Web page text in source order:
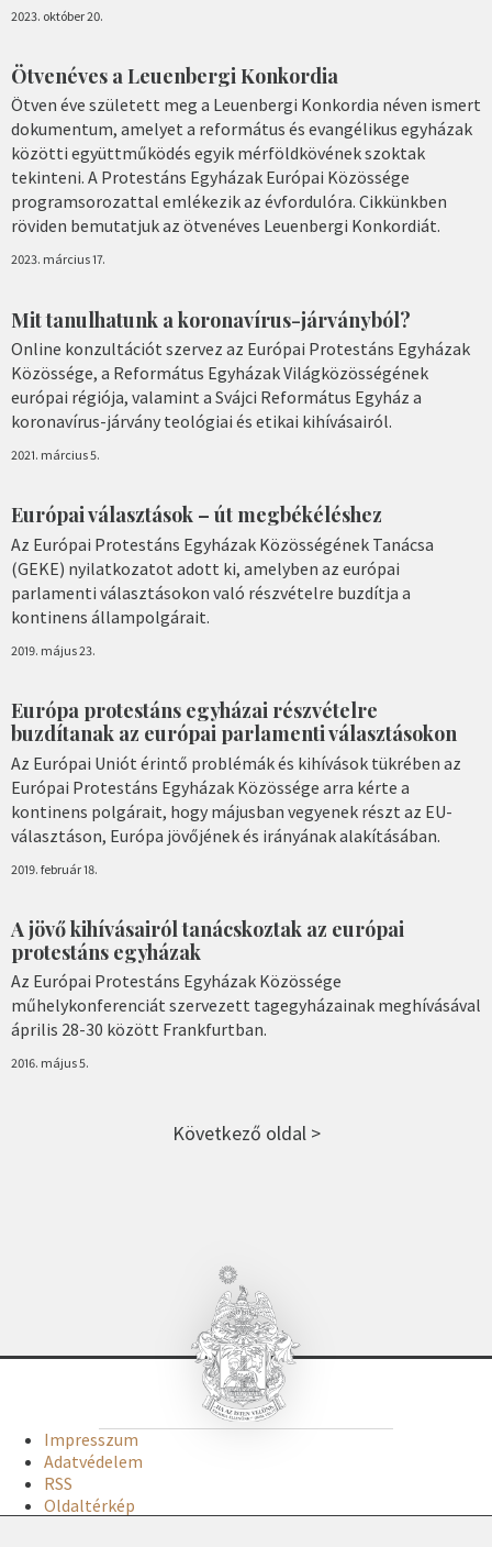
2023. október 20.
Ötvenéves a Leuenbergi Konkordia
Ötven éve született meg a Leuenbergi Konkordia néven ismert
dokumentum, amelyet a református és evangélikus egyházak
közötti együttműködés egyik mérföldkövének szoktak
tekinteni. A Protestáns Egyházak Európai Közössége
programsorozattal emlékezik az évfordulóra. Cikkünkben
röviden bemutatjuk az ötvenéves Leuenbergi Konkordiát.
2023. március 17.
Mit tanulhatunk a koronavírus-járványból?
Online konzultációt szervez az Európai Protestáns Egyházak
Közössége, a Református Egyházak Világközösségének
európai régiója, valamint a Svájci Református Egyház a
koronavírus-járvány teológiai és etikai kihívásairól.
2021. március 5.
Európai választások – út megbékéléshez
Az Európai Protestáns Egyházak Közösségének Tanácsa
(GEKE) nyilatkozatot adott ki, amelyben az európai
parlamenti választásokon való részvételre buzdítja a
kontinens állampolgárait.
2019. május 23.
Európa protestáns egyházai részvételre
buzdítanak az európai parlamenti választásokon
Az Európai Uniót érintő problémák és kihívások tükrében az
Európai Protestáns Egyházak Közössége arra kérte a
kontinens polgárait, hogy májusban vegyenek részt az EU-
választáson, Európa jövőjének és irányának alakításában.
2019. február 18.
A jövő kihívásairól tanácskoztak az európai
protestáns egyházak
Az Európai Protestáns Egyházak Közössége
műhelykonferenciát szervezett tagegyházainak meghívásával
április 28-30 között Frankfurtban.
2016. május 5.
Következő oldal >
Impresszum
Adatvédelem
RSS
Oldaltérkép